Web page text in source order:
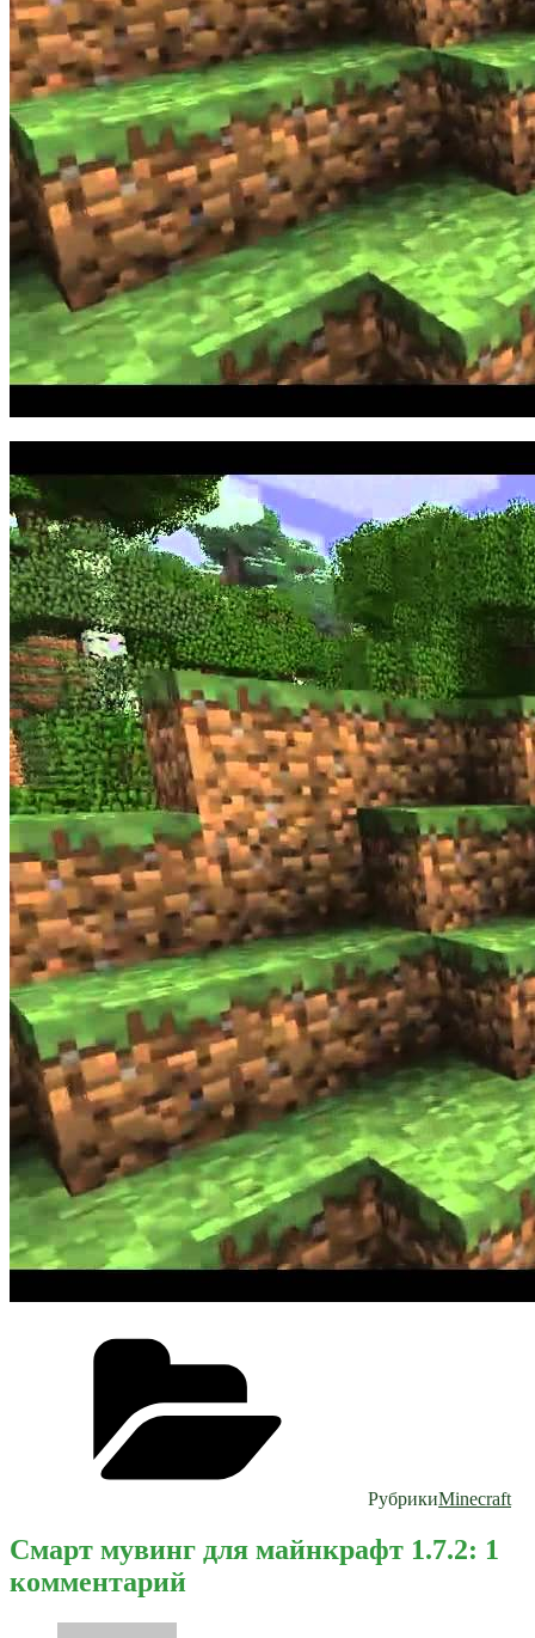
РубрикиMinecraft
Смарт мувинг для майнкрафт 1.7.2: 1
комментарий